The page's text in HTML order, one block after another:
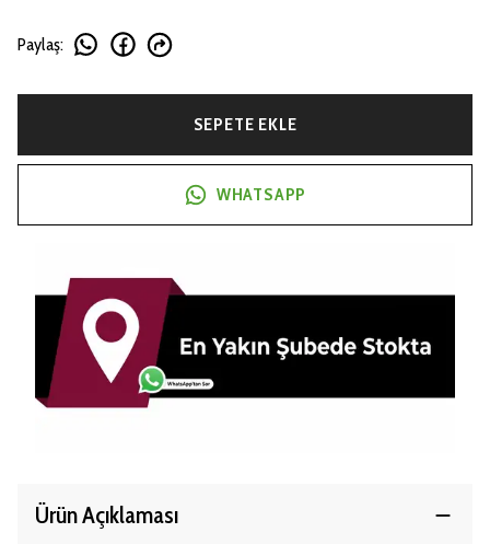
Paylaş:
SEPETE EKLE
WHATSAPP
Ürün Açıklaması